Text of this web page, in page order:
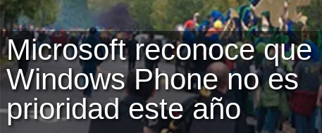
Microsoft reconoce que
Windows Phone no es
prioridad este año